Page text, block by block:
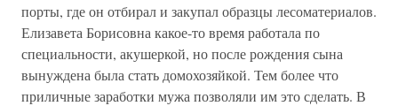
порты, где он отбирал и закупал образцы лесоматериалов.
Елизавета Борисовна какое-то время работала по
специальности, акушеркой, но после рождения сына
вынуждена была стать домохозяйкой. Тем более что
приличные заработки мужа позволяли им это сделать. В